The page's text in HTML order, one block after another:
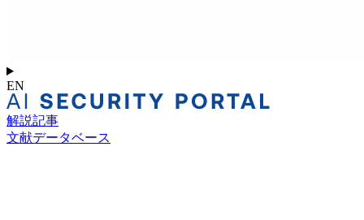
EN
解説記事
文献データベース